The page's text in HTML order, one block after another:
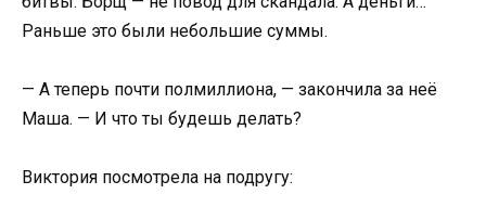
Раньше это были небольшие суммы.
— А теперь почти полмиллиона, — закончила за неё
Маша. — И что ты будешь делать?
Виктория посмотрела на подругу: